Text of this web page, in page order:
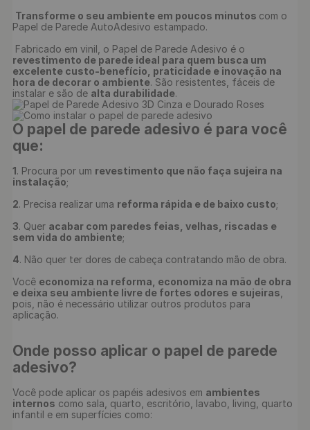
Transforme o seu ambiente em poucos minutos com o
Papel de Parede AutoAdesivo estampado.
Fabricado em vinil, o Papel de Parede Adesivo é o
revestimento de parede ideal para quem busca um
excelente custo-benefício, praticidade e inovação na
hora de decorar o ambiente. São resistentes, fáceis de
instalar e são de alta durabilidade
O papel de parede adesivo é para você
que:
1. Procura por um revestimento que não faça sujeira na
instalação;
2. Precisa realizar uma reforma rápida e de baixo custo;
3. Quer acabar com paredes feias, velhas, riscadas e
sem vida do ambiente;
4. Não quer ter dores de cabeça contratando mão de obra.
Você economiza na reforma, economiza na mão de obra
e deixa seu ambiente livre de fortes odores e sujeiras
pois, não é necessário utilizar outros produtos para
Onde posso aplicar o papel de parede
adesivo?
Você pode aplicar os papéis adesivos em ambientes
internos como sala, quarto, escritório, lavabo, living, quarto
infantil e em superfícies como: